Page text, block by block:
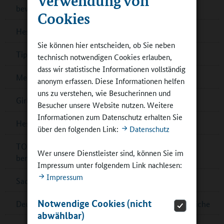
Cookies
Sie können hier entscheiden, ob Sie neben
technisch notwendigen Cookies erlauben,
dass wir statistische Informationen vollständig
anonym erfassen. Diese Informationen helfen
uns zu verstehen, wie Besucherinnen und
Besucher unsere Website nutzen. Weitere
Informationen zum Datenschutz erhalten Sie
über den folgenden Link:
Datenschutz
Wer unsere Dienstleister sind, können Sie im
Impressum unter folgendem Link nachlesen:
Impressum
Notwendige Cookies (nicht
abwählbar)
bewerben!
Hessen: Förderung für Zirkusprojekte
Tipps: Filmbildung in der Ganztagsschule
Mecklenburg-Vorpommern: „Theater in Sicht“
Girls’Day und Boys’Day mit Teilnehmendenrekord
Hessen: IHK-Schulpreis für sieben Schulen
TOP-20-Schulen für Deutschen Schulpreis 2024
benannt
Sachsen-Anhalt: Außerschulische Lernorte
Deutsche Sportjugend: Online-Umfrage für Jugendliche